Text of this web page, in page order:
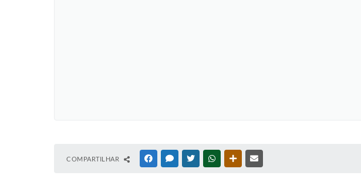
COMPARTILHAR FACEBOOKMESSENGER
TWITTERWHATSAPPOUTRAS MÍDIAS